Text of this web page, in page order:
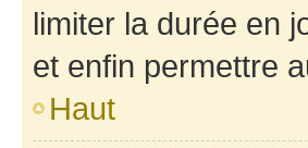
limiter la durée en
et enfin permettre
Haut